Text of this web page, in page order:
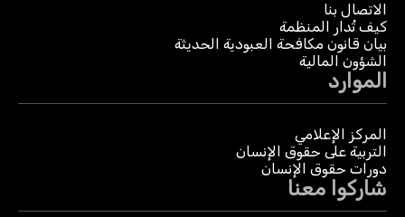
الاتصال بنا
كيف تُدار المنظمة
بيان قانون مكافحة العبودية الحديثة
الشؤون المالية
الموارد
المركز الإعلامي
التربية على حقوق الإنسان
دورات حقوق الإنسان
شاركوا معنا